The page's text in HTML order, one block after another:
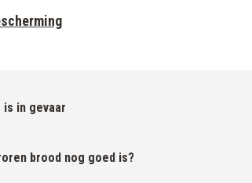
is in gevaar
brood nog goed is?